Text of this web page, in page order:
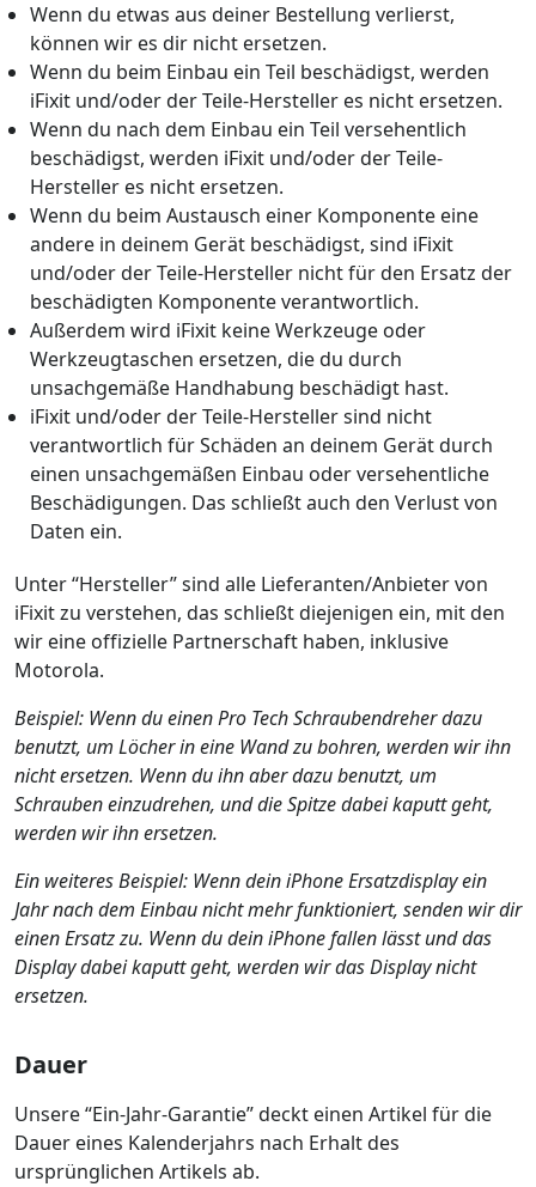
Wenn du etwas aus deiner Bestellung verlierst,
können wir es dir nicht ersetzen.
Wenn du beim Einbau ein Teil beschädigst, werden
iFixit und/oder der Teile-Hersteller es nicht ersetzen.
Wenn du nach dem Einbau ein Teil versehentlich
beschädigst, werden iFixit und/oder der Teile-
Hersteller es nicht ersetzen.
Wenn du beim Austausch einer Komponente eine
andere in deinem Gerät beschädigst, sind iFixit
und/oder der Teile-Hersteller nicht für den Ersatz der
beschädigten Komponente verantwortlich.
Außerdem wird iFixit keine Werkzeuge oder
Werkzeugtaschen ersetzen, die du durch
unsachgemäße Handhabung beschädigt hast.
iFixit und/oder der Teile-Hersteller sind nicht
verantwortlich für Schäden an deinem Gerät durch
einen unsachgemäßen Einbau oder versehentliche
Beschädigungen. Das schließt auch den Verlust von
Daten ein.
Unter “Hersteller” sind alle Lieferanten/Anbieter von
iFixit zu verstehen, das schließt diejenigen ein, mit den
wir eine offizielle Partnerschaft haben, inklusive
Motorola.
Beispiel: Wenn du einen Pro Tech Schraubendreher dazu
benutzt, um Löcher in eine Wand zu bohren, werden wir ihn
nicht ersetzen. Wenn du ihn aber dazu benutzt, um
Schrauben einzudrehen, und die Spitze dabei kaputt geht,
werden wir ihn ersetzen.
Ein weiteres Beispiel: Wenn dein iPhone Ersatzdisplay ein
Jahr nach dem Einbau nicht mehr funktioniert, senden wir dir
einen Ersatz zu. Wenn du dein iPhone fallen lässt und das
Display dabei kaputt geht, werden wir das Display nicht
ersetzen.
Dauer
Unsere “Ein-Jahr-Garantie” deckt einen Artikel für die
Dauer eines Kalenderjahrs nach Erhalt des
ursprünglichen Artikels ab.